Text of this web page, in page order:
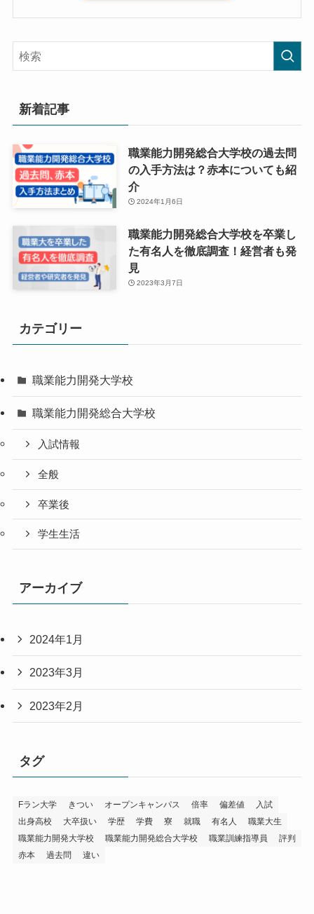
新着記事
職業能力開発総合大学校の過去問
の入手方法は？赤本についても紹
介
2024年1月6日
職業能力開発総合大学校を卒業し
た有名人を徹底調査！経営者も発
見
2023年3月7日
カテゴリー
職業能力開発大学校
職業能力開発総合大学校
入試情報
全般
卒業後
学生生活
アーカイブ
2024年1月
2023年3月
2023年2月
タグ
Fラン大学 きつい オープンキャンパス 倍率 偏差値
入試
出身高校
大卒扱い 学歴 学費 寮 就職 有名人
職業大生
職業能力開発大学校
職業能力開発総合大学校 職業訓練指導員
評判
赤本
過去問 違い